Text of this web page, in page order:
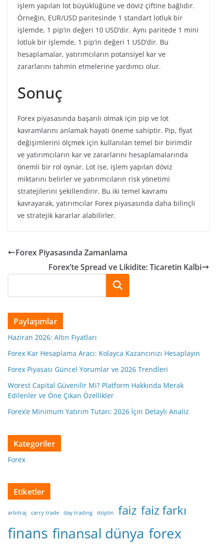
işlem yapılan lot büyüklüğüne ve döviz çiftine bağlıdır.
Örneğin, EUR/USD paritesinde 1 standart lotluk bir
işlemde, 1 pip’in değeri 10 USD’dir. Aynı paritede 1 mini
lotluk bir işlemde, 1 pip’in değeri 1 USD’dir. Bu
hesaplamalar, yatırımcıların potansiyel kar ve
zararlarını tahmin etmelerine yardımcı olur.
Sonuç
Forex piyasasında başarılı olmak için pip ve lot
kavramlarını anlamak hayati öneme sahiptir. Pip, fiyat
değişimlerini ölçmek için kullanılan temel bir birimdir
ve yatırımcıların kar ve zararlarını hesaplamalarında
önemli bir rol oynar. Lot ise, işlem yapılan döviz
miktarını belirler ve yatırımcıların risk yönetimi
stratejilerini şekillendirir. Bu iki temel kavramı
kavrayarak, yatırımcılar Forex piyasasında daha bilinçli
ve stratejik kararlar alabilirler.
Forex Piyasasında Zamanlama
Forex’te Spread ve Likidite: Ticaretin Kalbi
Ara
Paylaşımlar
Haziran 2026: Altın Fiyatları
Forex Kar Hesaplama Aracı: Kolayca Kazancınızı Hesaplayın
Forex Piyasası Güncel Yorumlar ve 2026 Trendleri
Worest Capital Güvenilir Mi? Platform Hakkında Merak
Edilenler ve Öne Çıkan Özellikler
Forex’e Minimum Yatırım Tutarı: 2026 İçin Detaylı Analiz
Kategoriler
Forex
Etiketler
arbitraj carry trade day trading dsiplin faiz faiz farkı
finans finansal dünya forex